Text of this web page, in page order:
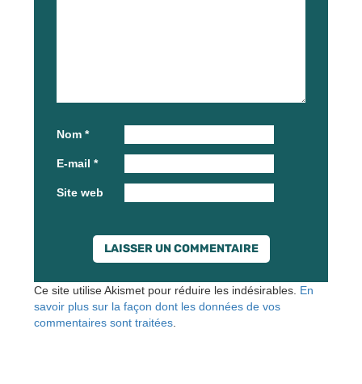
Nom *
E-mail *
Site web
Ce site utilise Akismet pour réduire les indésirables. En
savoir plus sur la façon dont les données de vos
commentaires sont traitées